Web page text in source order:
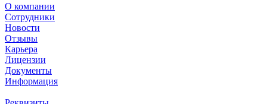
О компании
Сотрудники
Новости
Отзывы
Карьера
Лицензии
Документы
Информация